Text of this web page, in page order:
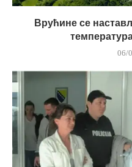
Врућине се
06/